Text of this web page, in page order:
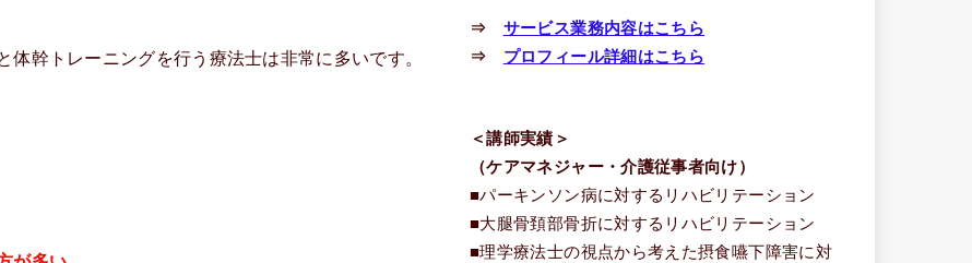
幹トレーニングを行う療法士は非常に多いです。
⇒ サービス業務内容はこちら
⇒ プロフィール詳細はこちら
＜講師実績＞
（ケアマネジャー・介護従事者向け）
■パーキンソン病に対するリハビリテーション
■大腿骨頚部骨折に対するリハビリテーション
■理学療法士の視点から考えた摂食嚥下障害に対